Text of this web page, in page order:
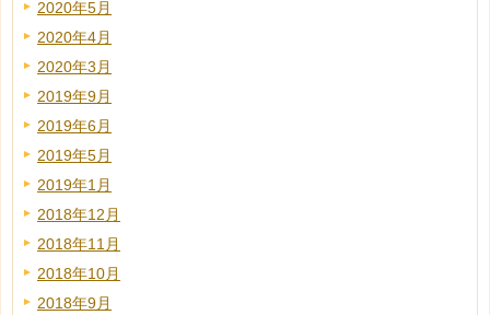
2020年5月
2020年4月
2020年3月
2019年9月
2019年6月
2019年5月
2019年1月
2018年12月
2018年11月
2018年10月
2018年9月